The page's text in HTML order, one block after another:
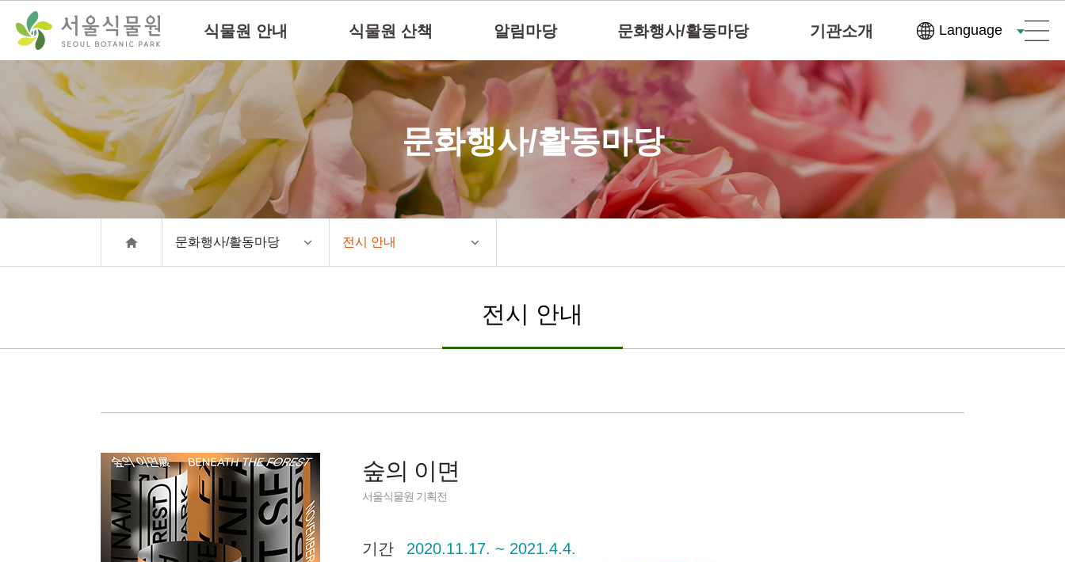
본문으로
바로가기
식물원 안내 식물원 산책 알림마당 문화행사/활동마당 기관소개 Language
문화행사/활동마당
문화행사/활동마당 전시 안내
전시 안내
숲의 이면
서울식물원 기획전
기간
2020.11.17. ~ 2021.4.4.